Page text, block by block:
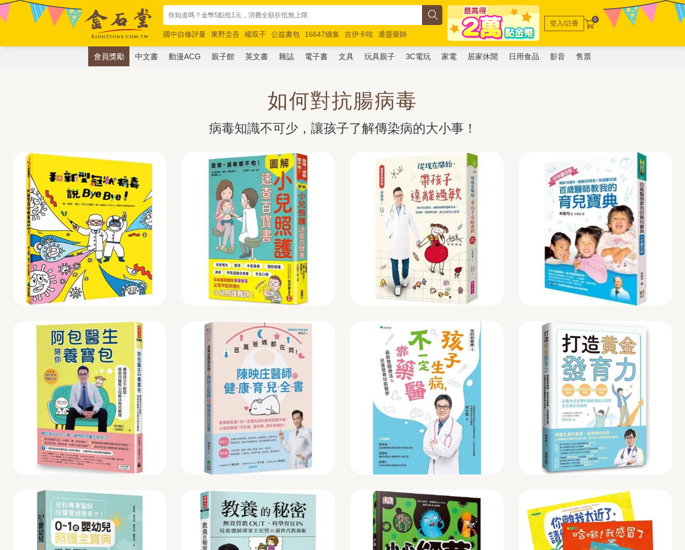
國中自修評量 東野圭吾 楊双子 公益書包 16647續集 吉伊卡哇
通靈藥師
唯紅花綻放
奧德賽 路邊攤新作 馬斯克 玩具總動員5 超慢跑
登入/註冊 0
會員獎勵 中文書 動漫ACG 親子館 英文書 雜誌 電子書 文具 玩具親子 3C電玩 家電 居家休閒 日用食品 影音 售票
如何對抗腸病毒
病毒知識不可少，讓孩子了解傳染病的大小事！